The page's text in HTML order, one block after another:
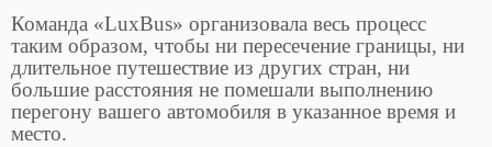
Команда «LuxBus» организовала весь процесс
таким образом, чтобы ни пересечение границы, ни
длительное путешествие из других стран, ни
большие расстояния не помешали выполнению
перегону вашего автомобиля в указанное время и
место.